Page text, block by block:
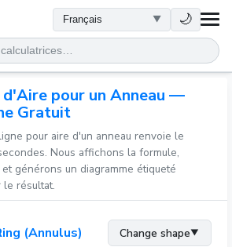
🌙
pour un Anneau —
Gratuit
pour aire d'un anneau renvoie le
Nous affichons la formule,
générons un diagramme étiqueté
le résultat.
(Annulus) Change shape▼